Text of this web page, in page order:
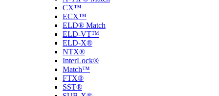
CX™
ECX™
ELD® Match
ELD‑VT™
ELD-X®
NTX®
InterLock®
Match™
FTX®
SST®